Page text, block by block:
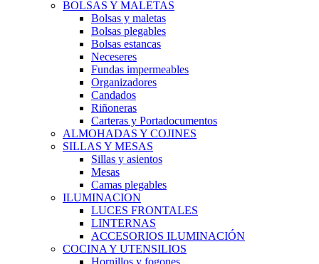
BOLSAS Y MALETAS
Bolsas y maletas
Bolsas plegables
Bolsas estancas
Neceseres
Fundas impermeables
Organizadores
Candados
Riñoneras
Carteras y Portadocumentos
ALMOHADAS Y COJINES
SILLAS Y MESAS
Sillas y asientos
Mesas
Camas plegables
ILUMINACION
LUCES FRONTALES
LINTERNAS
ACCESORIOS ILUMINACIÓN
COCINA Y UTENSILIOS
Hornillos y fogones